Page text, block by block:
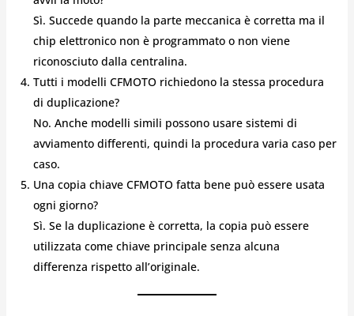
Sì. Succede quando la parte meccanica è corretta ma il
chip elettronico non è programmato o non viene
riconosciuto dalla centralina.
Tutti i modelli CFMOTO richiedono la stessa procedura
di duplicazione?
No. Anche modelli simili possono usare sistemi di
avviamento differenti, quindi la procedura varia caso per
caso.
Una copia chiave CFMOTO fatta bene può essere usata
ogni giorno?
Sì. Se la duplicazione è corretta, la copia può essere
utilizzata come chiave principale senza alcuna
differenza rispetto all’originale.